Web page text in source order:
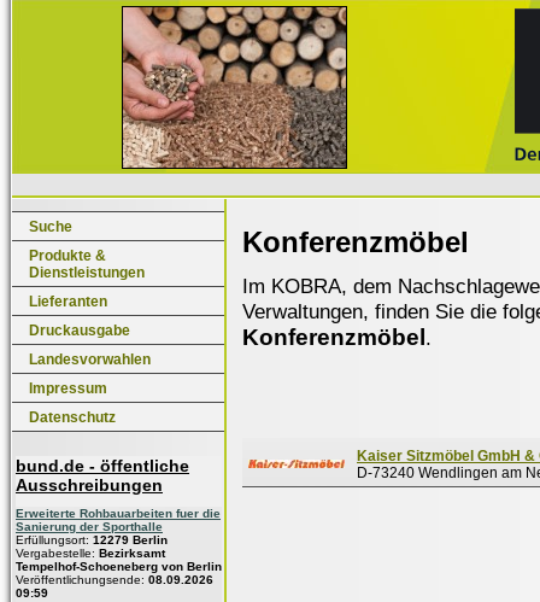
Suche
Produkte &
Dienstleistungen
Lieferanten
Druckausgabe
Landesvorwahlen
Impressum
Datenschutz
bund.de - öffentliche
Ausschreibungen
Erweiterte Rohbauarbeiten fuer die
Sanierung der Sporthalle
Erfüllungsort: 12279 Berlin
Vergabestelle: Bezirksamt
Tempelhof-Schoeneberg von Berlin
Veröffentlichungsende: 08.09.2026
09:59
Konferenzmöbel
Im KOBRA, dem
Verwaltungen, finden Sie die
Konferenzmöbel .
Kaiser Sitzmöbel GmbH &
D-73240 Wendlingen am